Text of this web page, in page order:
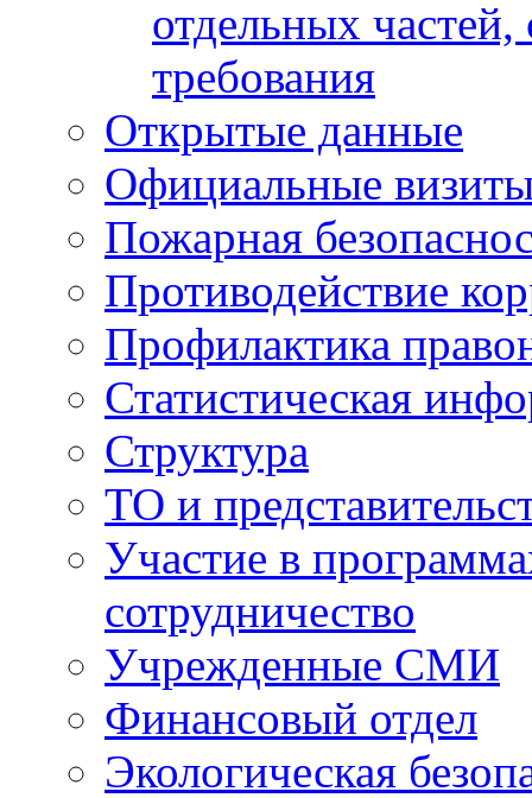
отдельных
требования
Открытые данные
Официальные
Пожарная
Противодействие
Профилактика
Статистическая
Структура
ТО и
Участие в
сотрудничество
Учрежденные СМИ
Финансовый отдел
Экологическая